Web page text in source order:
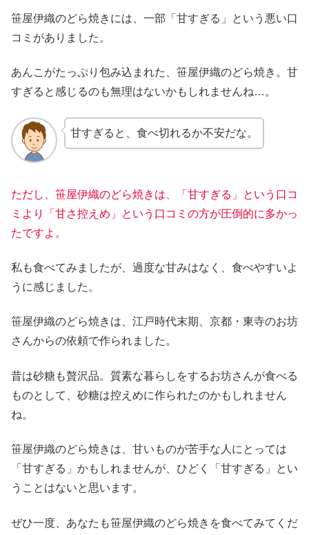
笹屋伊織のどら焼きには、一部「甘すぎる」という悪い口
コミがありました。
あんこがたっぷり包み込まれた、笹屋伊織のどら焼き。甘
すぎると感じるのも無理はないかもしれませんね…。
甘すぎると、食べ切れるか不安だな。
ただし、笹屋伊織のどら焼きは、「甘すぎる」という口コ
ミより「甘さ控えめ」という口コミの方が圧倒的に多かっ
たですよ。
私も食べてみましたが、過度な甘みはなく、食べやすいよ
うに感じました。
笹屋伊織のどら焼きは、江戸時代末期、京都・東寺のお坊
さんからの依頼で作られました。
昔は砂糖も贅沢品。質素な暮らしをするお坊さんが食べる
ものとして、砂糖は控えめに作られたのかもしれません
ね。
笹屋伊織のどら焼きは、甘いものが苦手な人にとっては
「甘すぎる」かもしれませんが、ひどく「甘すぎる」とい
うことはないと思います。
ぜひ一度、あなたも笹屋伊織のどら焼きを食べてみてくだ